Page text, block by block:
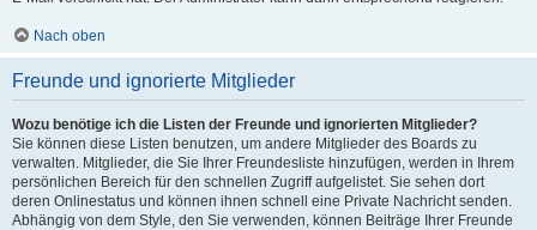
Nach oben
Freunde und ignorierte Mitglieder
Wozu benötige ich die Listen der Freunde und ignorierten Mitglieder?
Sie können diese Listen benutzen, um andere Mitglieder des Boards zu
verwalten. Mitglieder, die Sie Ihrer Freundesliste hinzufügen, werden in Ihrem
persönlichen Bereich für den schnellen Zugriff aufgelistet. Sie sehen dort
deren Onlinestatus und können ihnen schnell eine Private Nachricht senden.
Abhängig von dem Style, den Sie verwenden, können Beiträge Ihrer Freunde